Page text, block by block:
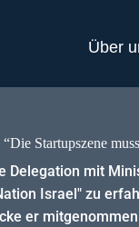
Über
Startupszene
Delegation mit
Israel" zu
er